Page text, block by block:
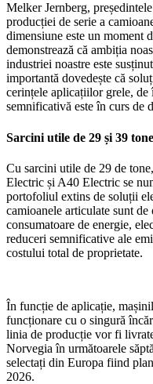
Melker Jernberg,
producției de serie a
dimensiune este un moment
demonstrează că ambiția
industriei noastre este
importantă dovedește că
cerințele aplicațiilor grele,
semnificativă este în curs de
Sarcini utile de 29 și 39 tone
Cu sarcini utile de 29 de
Electric și A40 Electric se
portofoliul extins de soluții
camioanele articulate sunt
consumatoare de energie,
reduceri semnificative ale
costului total de proprietate.
În funcție de aplicație,
funcționare cu o singură
linia de producție vor fi
Norvegia în următoarele
selectați din Europa fiind
2026.